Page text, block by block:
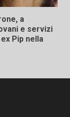
a
e servizi
Pip nella